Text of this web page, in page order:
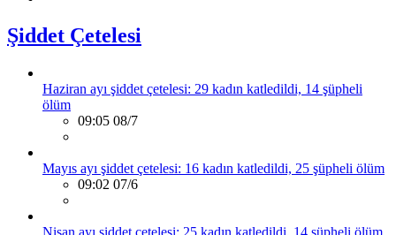
Şiddet Çetelesi
Haziran ayı şiddet çetelesi: 29 kadın katledildi, 14 şüpheli
ölüm
09:05 08/7
Mayıs ayı şiddet çetelesi: 16 kadın katledildi, 25 şüpheli ölüm
09:02 07/6
Nisan ayı şiddet çetelesi: 25 kadın katledildi, 14 şüpheli ölüm